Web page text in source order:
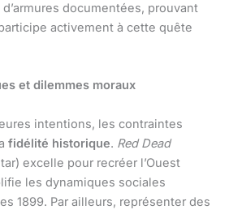
documentées, prouvant
activement à cette quête
et dilemmes moraux
intentions, les contraintes
fidélité historique. Red Dead
excelle pour recréer l’Ouest
les dynamiques sociales
1899. Par ailleurs, représenter des